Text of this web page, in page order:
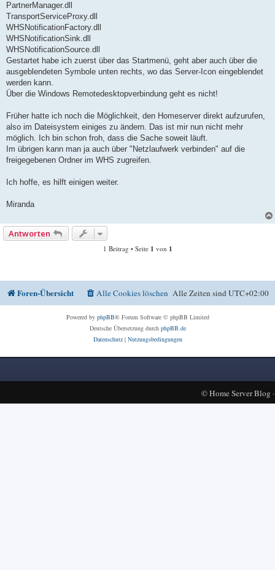
PartnerManager.dll
TransportServiceProxy.dll
WHSNotificationFactory.dll
WHSNotificationSink.dll
WHSNotificationSource.dll
Gestartet habe ich zuerst über das Startmenü, geht aber auch über die
ausgeblendeten Symbole unten rechts, wo das Server-Icon eingeblendet
werden kann.
Über die Windows Remotedesktopverbindung geht es nicht!
Früher hatte ich noch die Möglichkeit, den Homeserver direkt aufzurufen,
also im Dateisystem einiges zu ändern. Das ist mir nun nicht mehr
möglich. Ich bin schon froh, dass die Sache soweit läuft.
Im übrigen kann man ja auch über "Netzlaufwerk verbinden" auf die
freigegebenen Ordner im WHS zugreifen.
Ich hoffe, es hilft einigen weiter.
Miranda
Antworten
1 Beitrag • Seite 1 von 1
Foren-Übersicht Alle Zeiten sindUTC+02:00
Alle Cookies löschen
Powered by phpBB® Forum Software © phpBB Limited
Deutsche Übersetzung durch phpBB.de
Datenschutz| Nutzungsbedingungen
©Home Server Blog